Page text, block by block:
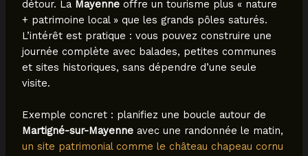
détour. La Mayenneoffre un tourisme plus « nature
+ patrimoine local » que les grands pôles saturés.
L’intérêt est pratique : vous pouvez construire une
journée complète avec balades, petites communes
et sites historiques, sans dépendre d’une seule
visite.
Exemple concret : planifiez une boucle autour de
Martigné-sur-Mayenneavec une randonnée le matin,
un site patrimonial comme le château chapeau cornu